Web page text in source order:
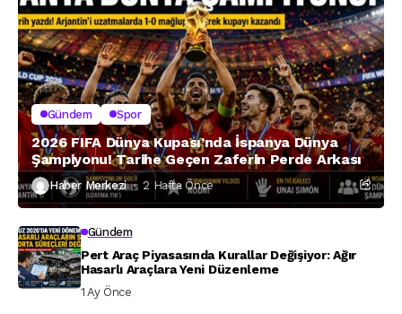
Gündem Spor
2026 FIFA Dünya Kupası’nda İspanya Dünya
Şampiyonu! Tarihe Geçen Zaferin Perde Arkası
Haber Merkezi 2 Hafta Önce
Gündem
Pert Araç Piyasasında Kurallar Değişiyor: Ağır
Hasarlı Araçlara Yeni Düzenleme
1 Ay Önce